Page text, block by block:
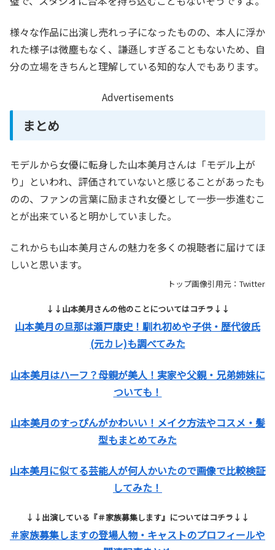
様々な作品に出演し売れっ子になったものの、本人に浮か
れた様子は微塵もなく、謙遜しすぎることもないため、自
分の立場をきちんと理解している知的な人でもあります。
Advertisements
まとめ
モデルから女優に転身した山本美月さんは「モデル上が
り」といわれ、評価されていないと感じることがあったも
のの、ファンの言葉に励まされ女優として一歩一歩進むこ
とが出来ていると明かしていました。
これからも山本美月さんの魅力を多くの視聴者に届けてほ
しいと思います。
トップ画像引用元：Twitter
↓↓山本美月さんの他のことについてはコチラ↓↓
山本美月の旦那は瀬戸康史！馴れ初めや子供・歴代彼氏
(元カレ)も調べてみた
山本美月はハーフ？母親が美人！実家や父親・兄弟姉妹に
ついても！
山本美月のすっぴんがかわいい！メイク方法やコスメ・髪
型もまとめてみた
山本美月に似てる芸能人が何人かいたので画像で比較検証
してみた！
↓↓出演している『＃家族募集します』についてはコチラ↓↓
＃家族募集しますの登場人物・キャストのプロフィールや